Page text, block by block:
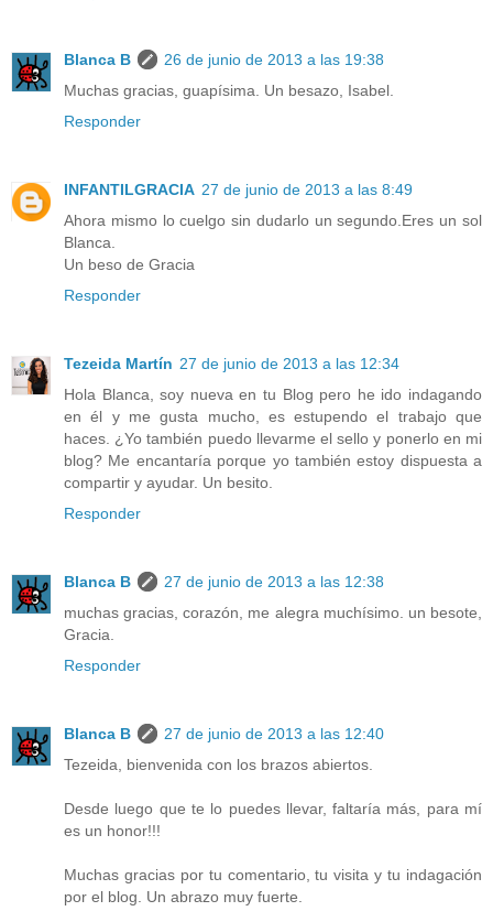
Blanca B
26 de junio de 2013 a las 19:38
Muchas gracias, guapísima. Un besazo, Isabel.
Responder
INFANTILGRACIA 27 de junio de 2013 a las 8:49
Ahora mismo lo cuelgo sin dudarlo un segundo.Eres un sol
Blanca.
Un beso de Gracia
Responder
Tezeida Martín 27 de junio de 2013 a las 12:34
Hola Blanca, soy nueva en tu Blog pero he ido indagando
en él y me gusta mucho, es estupendo el trabajo que
haces. ¿Yo también puedo llevarme el sello y ponerlo en mi
blog? Me encantaría porque yo también estoy dispuesta a
compartir y ayudar. Un besito.
Responder
Blanca B
27 de junio de 2013 a las 12:38
muchas gracias, corazón, me alegra muchísimo. un besote,
Gracia.
Responder
Blanca B
27 de junio de 2013 a las 12:40
Tezeida, bienvenida con los brazos abiertos.
Desde luego que te lo puedes llevar, faltaría más, para mí
es un honor!!!
Muchas gracias por tu comentario, tu visita y tu indagación
por el blog. Un abrazo muy fuerte.